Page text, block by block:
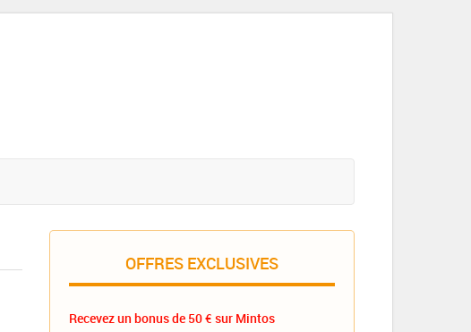
OFFRES EXCLUSIVES
Recevez un bonus de 50 € sur Mintos